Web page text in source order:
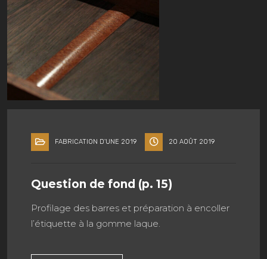
FABRICATION D'UNE 2019 20 AOÛT 2019
Question de fond (p. 15)
Profilage des barres et préparation à encoller
l’étiquette à la gomme laque.